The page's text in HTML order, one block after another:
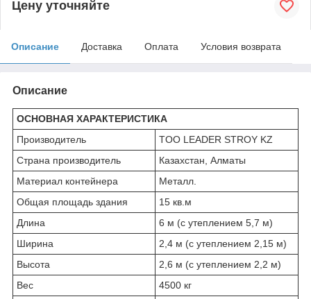
Цену уточняйте
Описание Доставка Оплата Условия возврата
Описание
ОСНОВНАЯ ХАРАКТЕРИСТИКА
Производитель
TOO LEADER STROY KZ
Страна производитель
Казахстан, Алматы
Материал контейнера
Металл.
Общая площадь здания
15 кв.м
Длина
6 м (с утеплением 5,7 м)
Ширина
2,4 м (с утеплением 2,15 м)
Высота
2,6 м (с утеплением 2,2 м)
Вес
4500 кг